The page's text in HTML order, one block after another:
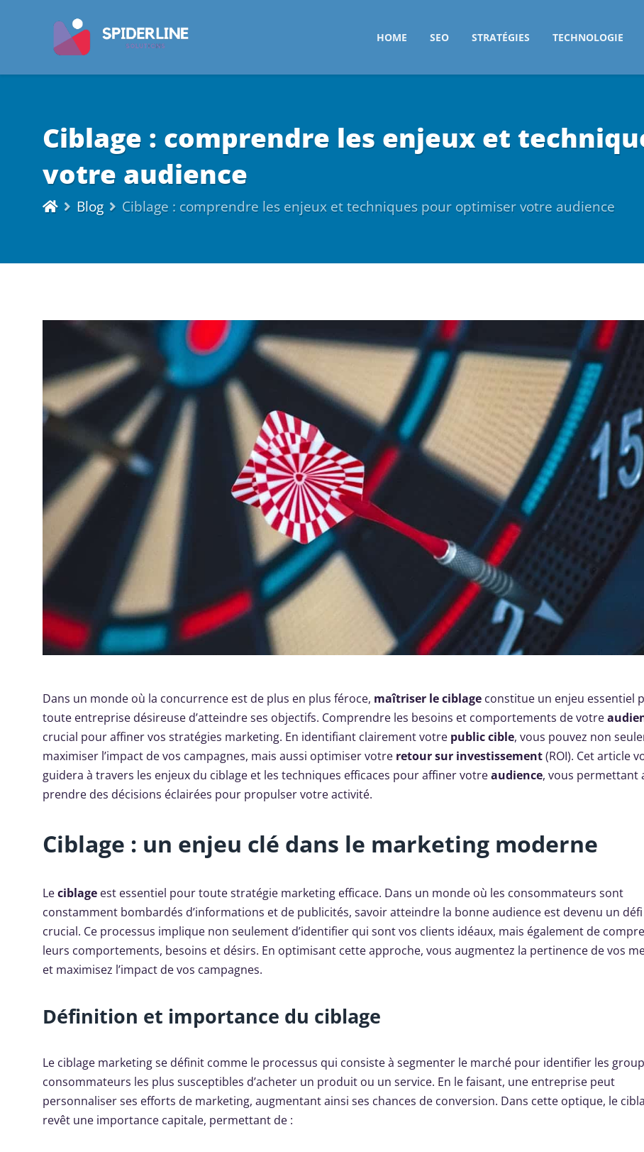
HOME SEO STRATÉGIES TECHNOLOGIE
Ciblage : comprendre les enjeux et
votre audience
Blog Ciblage : comprendre les enjeux et techniques pour optimiser votre audience
Dans un monde où la concurrence est de plus en plus féroce, maîtriser le ciblage constitue un enjeu essentiel
toute entreprise désireuse d’atteindre ses objectifs. Comprendre les besoins et comportements de votre
crucial pour affiner vos stratégies marketing. En identifiant clairement votre public cible, vous pouvez non
maximiser l’impact de vos campagnes, mais aussi optimiser votre retour sur investissement(ROI). Cet article
guidera à travers les enjeux du ciblage et les techniques efficaces pour affiner votreaudience, vous permettant
prendre des décisions éclairées pour propulser votre activité.
Ciblage : un enjeu clé dans le marketing moderne
Leciblage est essentiel pour toute stratégie marketing efficace. Dans un monde où les consommateurs sont
constamment bombardés d’informations et de publicités, savoir atteindre la bonne audience est devenu un défi
crucial. Ce processus implique non seulement d’identifier qui sont vos clients idéaux, mais également de
leurs comportements, besoins et désirs. En optimisant cette approche, vous augmentez la pertinence de vos
et maximisez l’impact de vos campagnes.
Définition et importance du ciblage
Le ciblage marketing se définit comme le processus qui consiste à segmenter le marché pour identifier les
consommateurs les plus susceptibles d’acheter un produit ou un service. En le faisant, une entreprise peut
personnaliser ses efforts de marketing, augmentant ainsi ses chances de conversion. Dans cette optique, le
revêt une importance capitale, permettant de :